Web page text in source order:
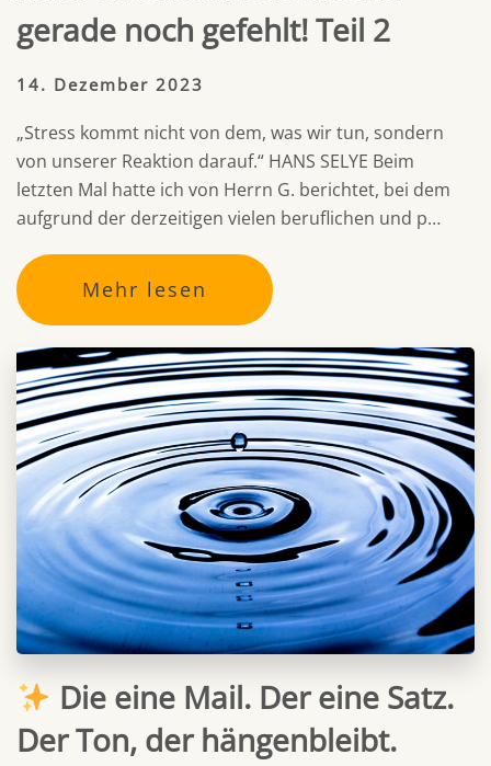
gerade noch gefehlt! Teil 2
14. Dezember 2023
„Stress kommt nicht von dem, was wir tun, sondern
von unserer Reaktion darauf.“ HANS SELYE Beim
letzten Mal hatte ich von Herrn G. berichtet, bei dem
aufgrund der derzeitigen vielen beruflichen und p…
Mehr lesen
Die eine Mail. Der eine Satz.
Der Ton, der hängenbleibt.